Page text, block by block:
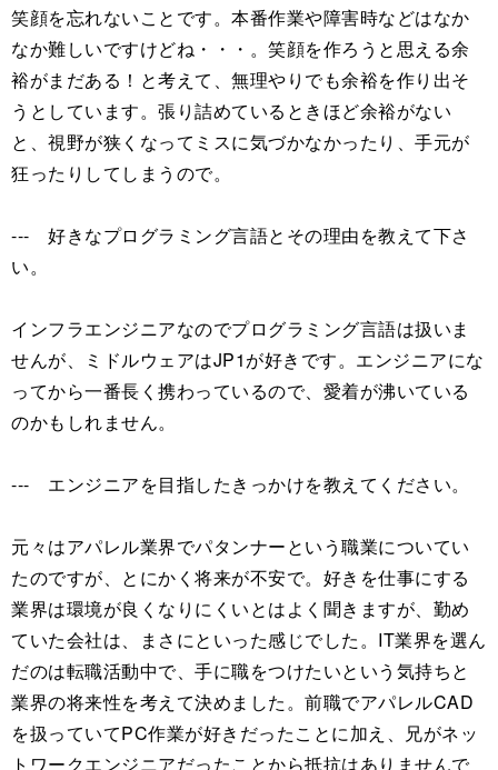
笑顔を忘れないことです。本番作業や障害時などはなか
なか難しいですけどね・・・。笑顔を作ろうと思える余
裕がまだある！と考えて、無理やりでも余裕を作り出そ
うとしています。張り詰めているときほど余裕がない
と、視野が狭くなってミスに気づかなかったり、手元が
狂ったりしてしまうので。
--- 好きなプログラミング言語とその理由を教えて下さ
い。
インフラエンジニアなのでプログラミング言語は扱いま
せんが、ミドルウェアはJP1が好きです。エンジニアにな
ってから一番長く携わっているので、愛着が沸いている
のかもしれません。
--- エンジニアを目指したきっかけを教えてください。
元々はアパレル業界でパタンナーという職業についてい
たのですが、とにかく将来が不安で。好きを仕事にする
業界は環境が良くなりにくいとはよく聞きますが、勤め
ていた会社は、まさにといった感じでした。IT業界を選ん
だのは転職活動中で、手に職をつけたいという気持ちと
業界の将来性を考えて決めました。前職でアパレルCAD
を扱っていてPC作業が好きだったことに加え、兄がネッ
トワークエンジニアだったことから抵抗はありませんで